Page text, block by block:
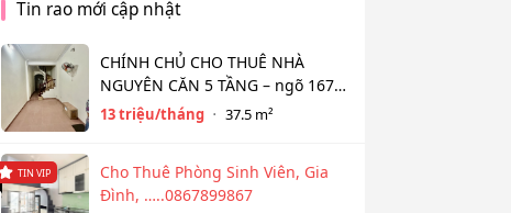
Tin rao mới cập nhật
CHÍNH CHỦ CHO THUÊ NHÀ
NGUYÊN CĂN 5 TẦNG – ngõ 167
Đồng Cổ, Tây Hồ
13 triệu/tháng 37.5 m²
TIN VIP
Cho Thuê Phòng Sinh Viên, Gia
Đình, …..0867899867